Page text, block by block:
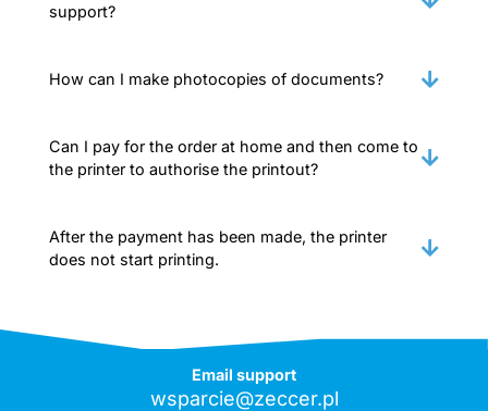
support?
How can I make photocopies of documents?
Can I pay for the order at home and then come to
the printer to authorise the printout?
After the payment has been made, the printer
does not start printing.
Email support
wsparcie@zeccer.pl